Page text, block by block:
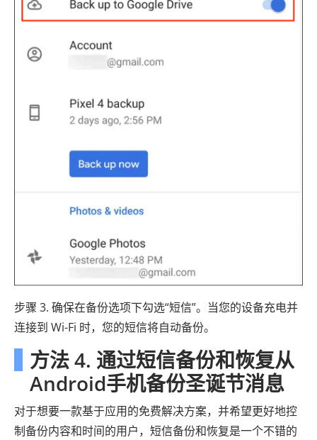
步骤 3. 确保在备份选项下勾选“短信”。当您的设备充电并
连接到 Wi-Fi 时，您的短信将自动备份。
方法 4. 通过短信备份和恢复从
Android手机备份圣诞节消息
对于想要一款基于应用的免费解决方案，并希望更好地控
制备份内容和时间的用户，短信备份和恢复是一个不错的